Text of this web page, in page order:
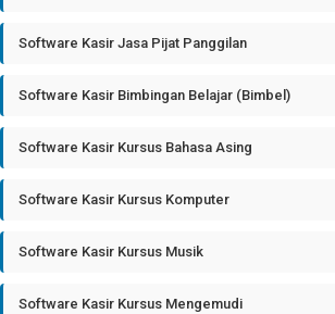
Software Kasir Jasa Pijat Panggilan
Software Kasir Bimbingan Belajar (Bimbel)
Software Kasir Kursus Bahasa Asing
Software Kasir Kursus Komputer
Software Kasir Kursus Musik
Software Kasir Kursus Mengemudi